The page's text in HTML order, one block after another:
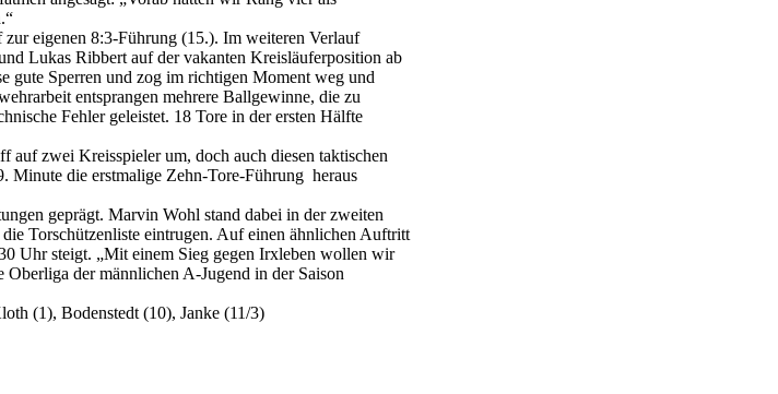
eigenen 8:3-Führung (15.). Im weiteren Verlauf
Lukas Ribbert auf der vakanten Kreisläuferposition ab
gute Sperren und zog im richtigen Moment weg und
entsprangen mehrere Ballgewinne, die zu
Fehler geleistet. 18 Tore in der ersten Hälfte
auf zwei Kreisspieler um, doch auch diesen taktischen
Minute die erstmalige Zehn-Tore-Führung heraus
geprägt. Marvin Wohl stand dabei in der zweiten
Torschützenliste eintrugen. Auf einen ähnlichen Auftritt
Uhrsteigt. „Mit einem Sieg gegen Irxleben wollen wir
der männlichen A-Jugend in der Saison
(1), Bodenstedt (10), Janke (11/3)